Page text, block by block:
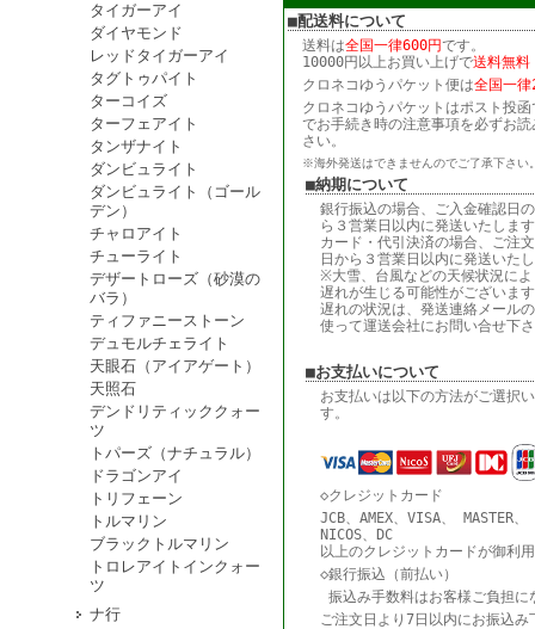
タイガーアイ
ダイヤモンド
レッドタイガーアイ
タグトゥパイト
ターコイズ
ターフェアイト
タンザナイト
ダンビュライト
ダンビュライト（ゴール
デン）
チャロアイト
チューライト
デザートローズ（砂漠の
バラ）
ティファニーストーン
デュモルチェライト
天眼石（アイアゲート）
天照石
デンドリティッククォー
ツ
トパーズ（ナチュラル）
ドラゴンアイ
トリフェーン
トルマリン
ブラックトルマリン
トロレアイトインクォー
ツ
ナ行
■配送料について
送料は全国一律600円です。
10000円以上お買い上げで送料無料
クロネコゆうパケット便は全国一律
クロネコゆうパケットはポスト投
でお手続き時の注意事項を必ずお
さい。
※海外発送はできませんのでご了承下さい
■納期について
銀行振込の場合、ご入金確認日
ら３営業日以内に発送いたしま
カード・代引決済の場合、ご注
日から３営業日以内に発送いた
※大雪、台風などの天候状況に
遅れが生じる可能性がございま
遅れの状況は、発送連絡メール
使って運送会社にお問い合せ下
■お支払いについて
お支払いは以下の方法がご選択
す。
◇クレジットカード
JCB、AMEX、VISA、 MASTER
NICOS、DC
以上のクレジットカードが御利
◇銀行振込（前払い）
振込み手数料はお客様ご負担に
ご注文日より7日以内にお振込み